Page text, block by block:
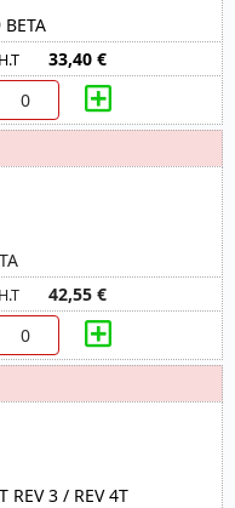
33,40 €
42,55 €
REV 3 / REV 4T